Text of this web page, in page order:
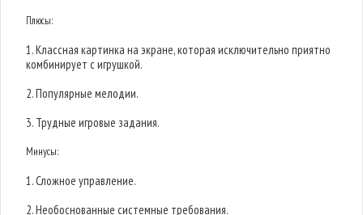
Плюсы:
1. Классная картинка на экране, которая исключительно приятно
комбинирует с игрушкой.
2. Популярные мелодии.
3. Трудные игровые задания.
Минусы:
1. Сложное управление.
2. Необоснованные системные требования.